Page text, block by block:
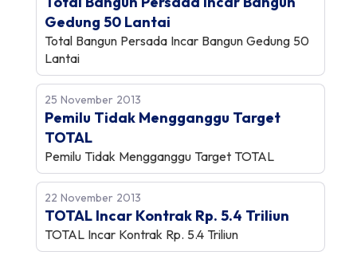
Gedung 50 Lantai
Total Bangun Persada Incar Bangun Gedung 50
Lantai
25 November 2013
Pemilu Tidak Mengganggu Target
TOTAL
Pemilu Tidak Mengganggu Target TOTAL
22 November 2013
TOTAL Incar Kontrak Rp. 5.4 Triliun
TOTAL Incar Kontrak Rp. 5.4 Triliun